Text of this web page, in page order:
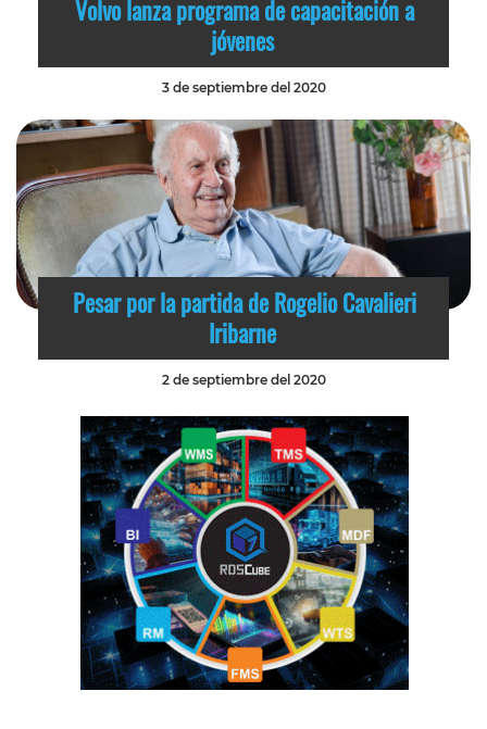
Volvo lanza programa de capacitación a
jóvenes
3 de septiembre del 2020
Pesar por la partida de Rogelio Cavalieri
Iribarne
2 de septiembre del 2020